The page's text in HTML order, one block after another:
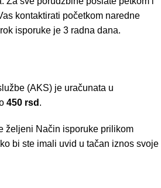
kontaktirati početkom naredne
isporuke je 3 radna dana.
(AKS) je uračunata u
450 rsd .
željeni Način isporuke prilikom
bi ste imali uvid u tačan iznos svoje